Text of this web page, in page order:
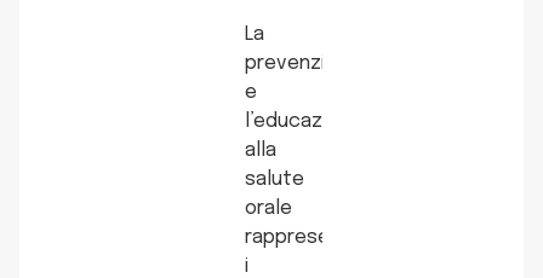
La
prevenzione
e
l’educazione
alla
salute
orale
rappresentano
i